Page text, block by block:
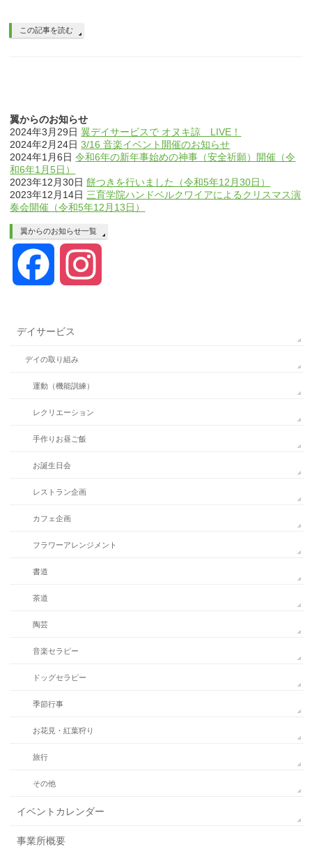
この記事を読む
翼からのお知らせ
2024年3月29日 翼デイサービスで オヌキ諒 LIVE！
2024年2月24日 3/16 音楽イベント開催のお知らせ
2024年1月6日 令和6年の新年事始めの神事（安全祈願）開催（令
和6年1月5日）
2023年12月30日 餅つきを行いました（令和5年12月30日）
2023年12月14日 三育学院ハンドベルクワイアによるクリスマス演
奏会開催（令和5年12月13日）
翼からのお知らせ一覧
Facebook
デイサービス
デイの取り組み
運動（機能訓練）
レクリエーション
手作りお昼ご飯
お誕生日会
レストラン企画
カフェ企画
フラワーアレンジメント
書道
茶道
陶芸
音楽セラピー
ドッグセラピー
季節行事
お花見・紅葉狩り
旅行
その他
イベントカレンダー
事業所概要